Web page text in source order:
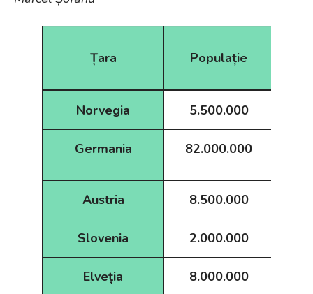
Țara Populație
Norvegia 5.500.000
Germania 82.000.000
Austria 8.500.000
Slovenia 2.000.000
Elveția 8.000.000